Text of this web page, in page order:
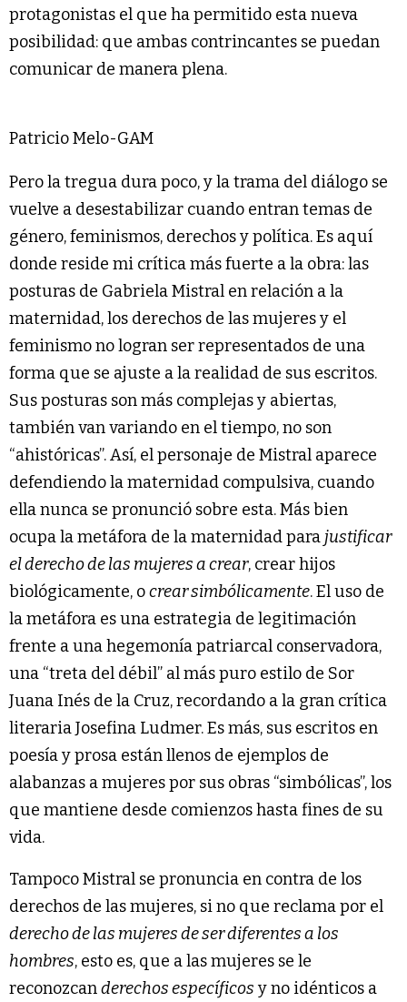
protagonistas el que ha permitido esta nueva
posibilidad: que ambas contrincantes se puedan
comunicar de manera plena.
Patricio Melo-GAM
Pero la tregua dura poco, y la trama del diálogo se
vuelve a desestabilizar cuando entran temas de
género, feminismos, derechos y política. Es aquí
donde reside mi crítica más fuerte a la obra: las
posturas de Gabriela Mistral en relación a la
maternidad, los derechos de las mujeres y el
feminismo no logran ser representados de una
forma que se ajuste a la realidad de sus escritos.
Sus posturas son más complejas y abiertas,
también van variando en el tiempo, no son
“ahistóricas”. Así, el personaje de Mistral aparece
defendiendo la maternidad compulsiva, cuando
ella nunca se pronunció sobre esta. Más bien
ocupa la metáfora de la maternidad para justificar
el derecho de las mujeres a crear, crear hijos
biológicamente, ocrear simbólicamente. El uso de
la metáfora es una estrategia de legitimación
frente a una hegemonía patriarcal conservadora,
una “treta del débil” al más puro estilo de Sor
Juana Inés de la Cruz, recordando a la gran crítica
literaria Josefina Ludmer. Es más, sus escritos en
poesía y prosa están llenos de ejemplos de
alabanzas a mujeres por sus obras “simbólicas”, los
que mantiene desde comienzos hasta fines de su
vida.
Tampoco Mistral se pronuncia en contra de los
derechos de las mujeres, si no que reclama por el
derecho de las mujeres de ser diferentes a los
hombres, esto es, que a las mujeres se le
reconozcanderechos específicos y no idénticos a